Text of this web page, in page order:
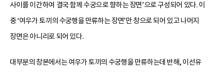
사이를 이간하여 결국 함께 수궁으로 향하는 장면’으로 구성되어 있다. 이
중 ‘여우가 토끼의 수궁행을 만류하는 장면’만 창으로 되어 있고 나머지
장면은 아니리로 되어 있다.
대부분의 창본에서는 여우가 토끼의 수궁행을 만류하는데 반해, 이선유